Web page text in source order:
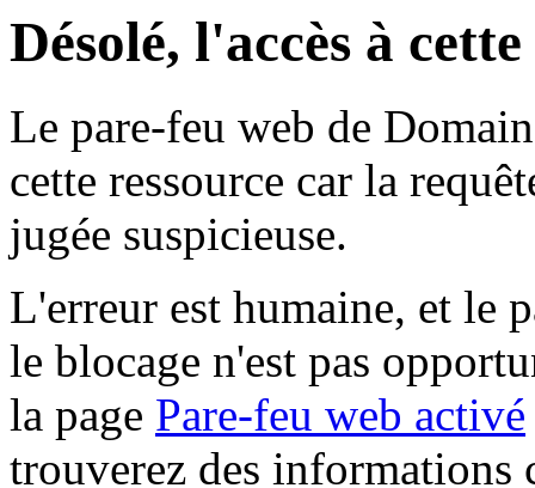
Désolé, l'accès à
Le pare-feu web de
cette ressource car la
jugée suspicieuse.
L'erreur est humaine, et le
le blocage n'est pas
la page Pare-feu web activé
trouverez des informations